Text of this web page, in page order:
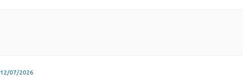
12/07/2026